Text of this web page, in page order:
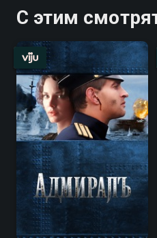
С этим